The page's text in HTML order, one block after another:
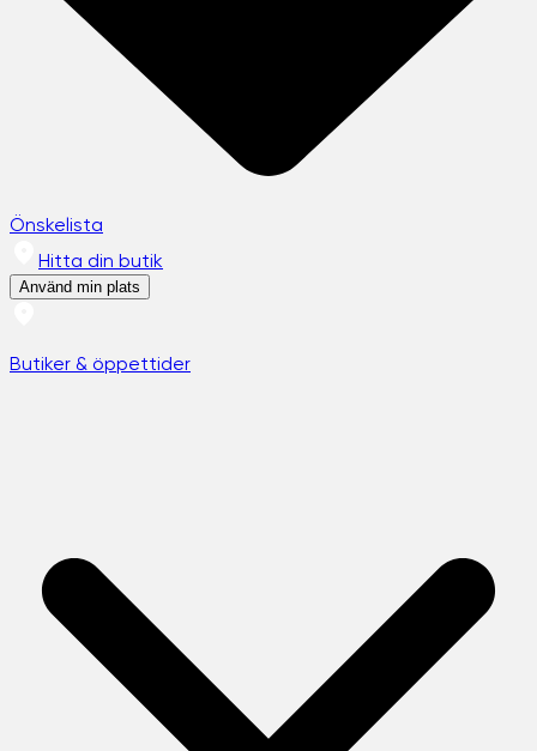
Önskelista
Hitta din butik
Använd min plats
Butiker & öppettider